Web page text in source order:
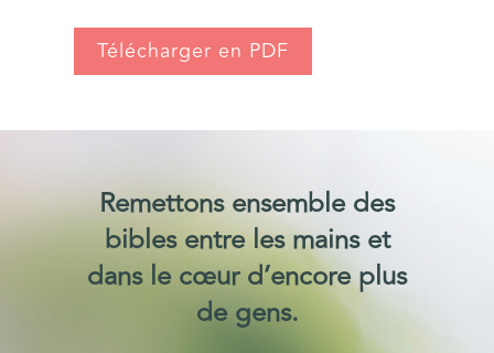
Télécharger en PDF
Remettons ensemble des
bibles entre les mains et
dans le cœur d’encore plus
de gens.